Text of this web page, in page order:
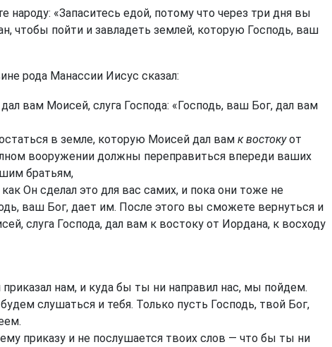
народу: «Запаситесь едой, потому что через три дня вы
чтобы пойти и завладеть землей, которую Господь, ваш
рода Манассии Иисус сказал:
вам Моисей, слуга Господа: «Господь, ваш Бог, дал вам
в земле, которую Моисей дал вам к востокуот
вооружении должны переправиться впереди ваших
братьям,
Он сделал это для вас самих, и пока они тоже не
ваш Бог, дает им. После этого вы сможете вернуться и
слуга Господа, дал вам к востоку от Иордана, к восходу
нам, и куда бы ты ни направил нас, мы пойдем.
слушаться и тебя. Только пусть Господь, твой Бог,
приказу и не послушается твоих слов — что бы ты ни